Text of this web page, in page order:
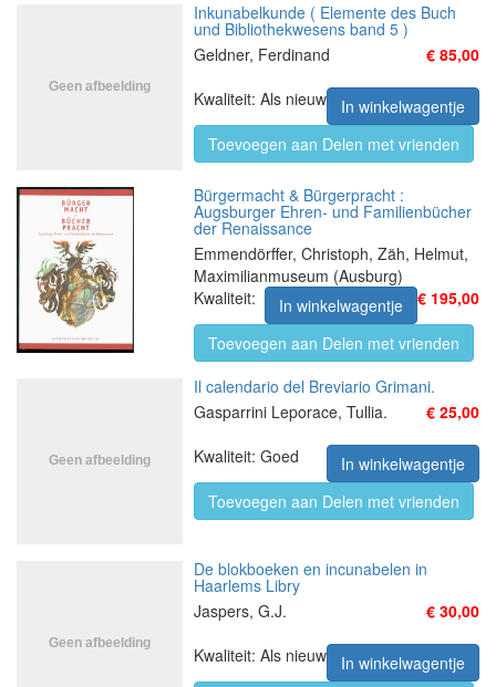
Inkunabelkunde ( Elemente des Buch
und Bibliothekwesens band 5 )
Geldner, Ferdinand
€ 85,00
Kwaliteit: Als nieuw
In winkelwagentje
Toevoegen aan Delen met vrienden
Bürgermacht & Bürgerpracht :
Augsburger Ehren- und Familienbücher
der Renaissance
Emmendörffer, Christoph, Zäh, Helmut,
Maximilianmuseum (Ausburg)
€ 195,00
Kwaliteit:
In winkelwagentje
Toevoegen aan Delen met vrienden
Il calendario del Breviario Grimani.
Gasparrini Leporace, Tullia.
€ 25,00
Kwaliteit: Goed
In winkelwagentje
Toevoegen aan Delen met vrienden
De blokboeken en incunabelen in
Haarlems Libry
Jaspers, G.J.
€ 30,00
Kwaliteit: Als nieuw
In winkelwagentje